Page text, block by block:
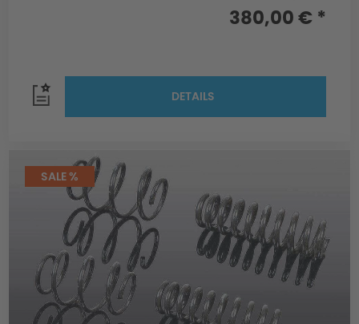
380,00 € *
DETAILS
SALE %